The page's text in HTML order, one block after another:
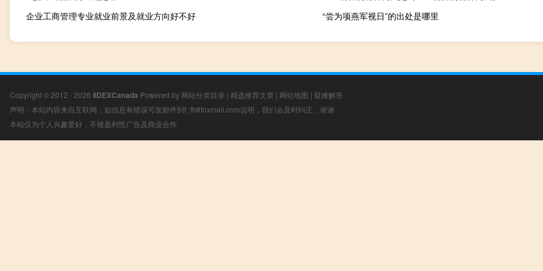
企业工商管理专业就业前景及就业方向好不好
“尝为项燕军视日”的出处是哪里
Copyright © 2012 - 2026 IIDEXCanada Powered by 网站分类目录 | 精选推荐文章 | 网站地图 | 疑难解答
声明：本站内容来自互联网，如信息有错误可发邮件到f_fb#foxmail.com说明，我们会及时纠正，谢谢
本站仅为个人兴趣爱好，不接盈利性广告及商业合作